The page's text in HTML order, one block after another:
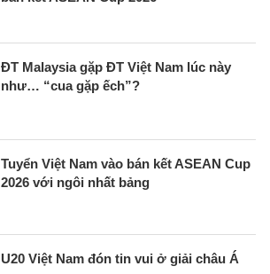
ĐT Malaysia gặp ĐT Việt Nam lúc này
như… “cua gặp ếch”?
Tuyển Việt Nam vào bán kết ASEAN Cup
2026 với ngôi nhất bảng
U20 Việt Nam đón tin vui ở giải châu Á